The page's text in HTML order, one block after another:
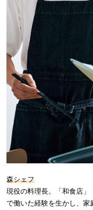
森シェフ
現役の料理長。「和食店」
で働いた経験を生かし、